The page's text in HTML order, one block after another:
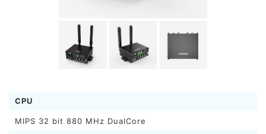
CPU
MIPS 32 bit 880 MHz DualCore